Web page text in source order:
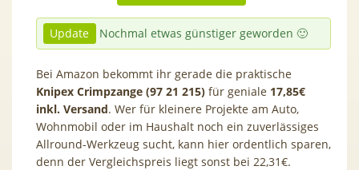
Update Nochmal etwas günstiger geworden 🙂
Bei Amazon bekommt ihr gerade die praktische
Knipex Crimpzange (97 21 215) für geniale 17,85€
inkl. Versand. Wer für kleinere Projekte am Auto,
Wohnmobil oder im Haushalt noch ein zuverlässiges
Allround-Werkzeug sucht, kann hier ordentlich sparen,
denn der Vergleichspreis liegt sonst bei 22,31€.